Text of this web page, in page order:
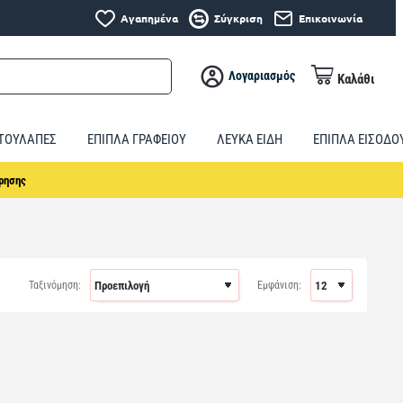
Αγαπημένα Σύγκριση Επικοινωνία
Λογαριασμός Καλάθι
ΕΠΙΠΛΑ ΓΡΑΦΕΙΟΥ ΛΕΥΚΑ ΕΙΔΗ ΕΠΙΠΛΑ
Ταξινόμηση: Εμφάνιση: